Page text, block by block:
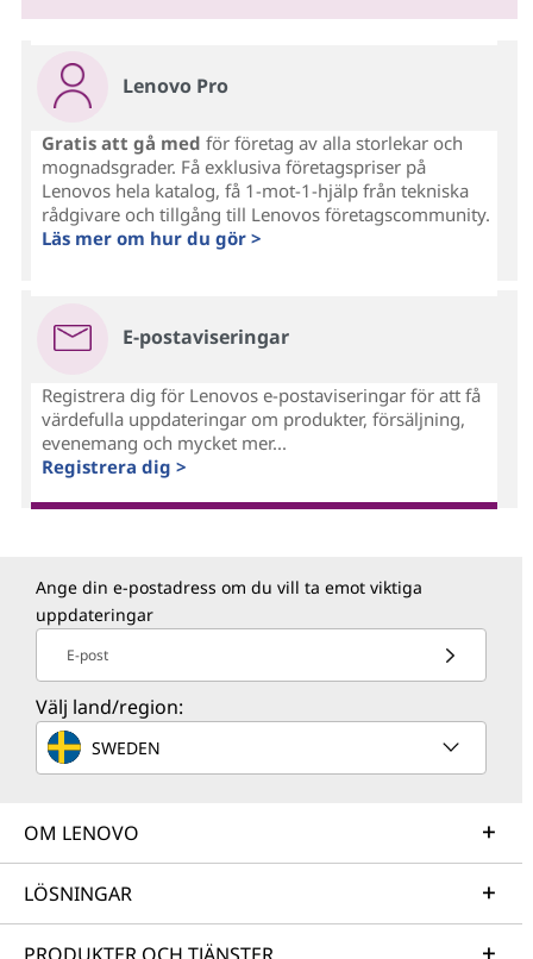
Lenovo Pro
Gratis att gå med för företag av alla storlekar och
mognadsgrader. Få exklusiva företagspriser på
Lenovos hela katalog, få 1-mot-1-hjälp från tekniska
rådgivare och tillgång till Lenovos företagscommunity.
Läs mer om hur du gör >
E-postaviseringar
Registrera dig för Lenovos e-postaviseringar för att få
värdefulla uppdateringar om produkter, försäljning,
evenemang och mycket mer...
Registrera dig >
Ange din e-postadress om du vill ta emot viktiga
uppdateringar
E-post
Välj land/region:
SWEDEN
OM LENOVO
LÖSNINGAR